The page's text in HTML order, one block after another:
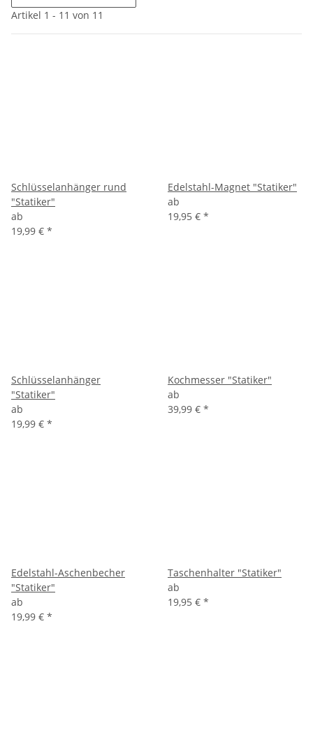
Artikel 1 - 11 von 11
Schlüsselanhänger rund
"Statiker"
ab
19,99 € *
Edelstahl-Magnet "Statiker"
ab
19,95 € *
Schlüsselanhänger
"Statiker"
ab
19,99 € *
Kochmesser "Statiker"
ab
39,99 € *
Edelstahl-Aschenbecher
"Statiker"
ab
19,99 € *
Taschenhalter "Statiker"
ab
19,95 € *